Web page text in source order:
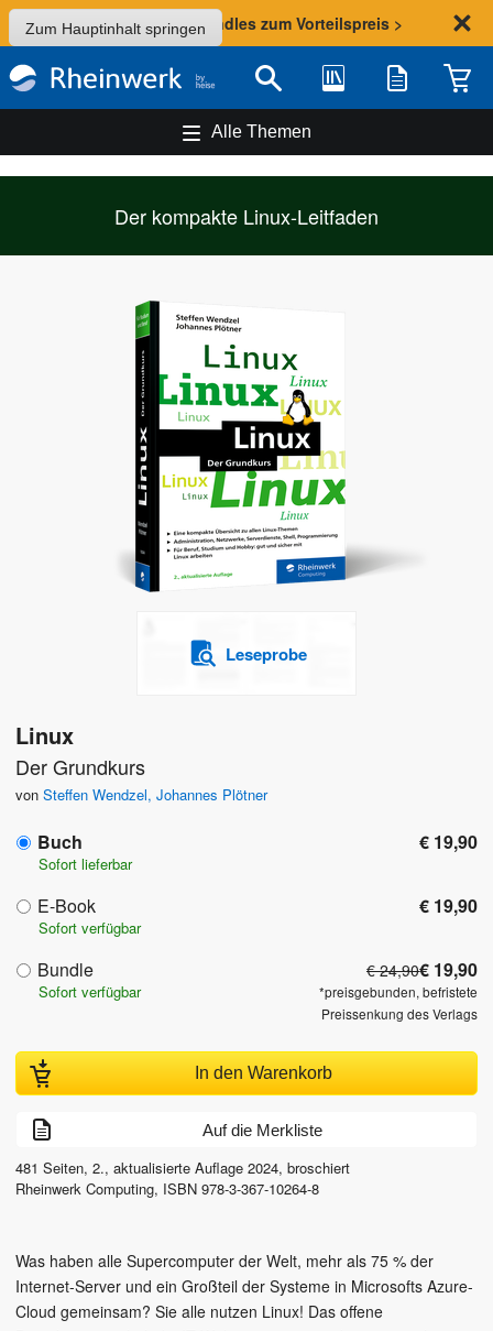
Zum Hauptinhalt springen
Sommer-Aktion: Bundles zum Vorteilspreis >
Suche Bibliothek Merkliste
Alle Themen
Der kompakte Linux-Leitfaden
Leseprobe
Linux
Der Grundkurs
von Steffen Wendzel, Johannes Plötner
Buch € 19,90
Sofort lieferbar
E-Book € 19,90
Sofort verfügbar
Bundle € 24,90€ 19,90
*preisgebunden, befristete
Preissenkung des Verlags
Sofort verfügbar
In den Warenkorb
Auf die Merkliste
481 Seiten, 2., aktualisierte Auflage 2024, broschiert
Rheinwerk Computing, ISBN 978-3-367-10264-8
Was haben alle Supercomputer der Welt, mehr als 75 % der
Internet-Server und ein Großteil der Systeme in Microsofts Azure-
Cloud gemeinsam? Sie alle nutzen Linux! Das offene